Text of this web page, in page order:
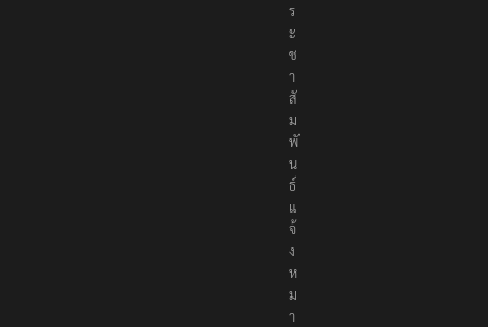
ร
ะ
ช
า
สั
ม
พั
น
ธ์
แ
จ้
ง
ห
ม
า